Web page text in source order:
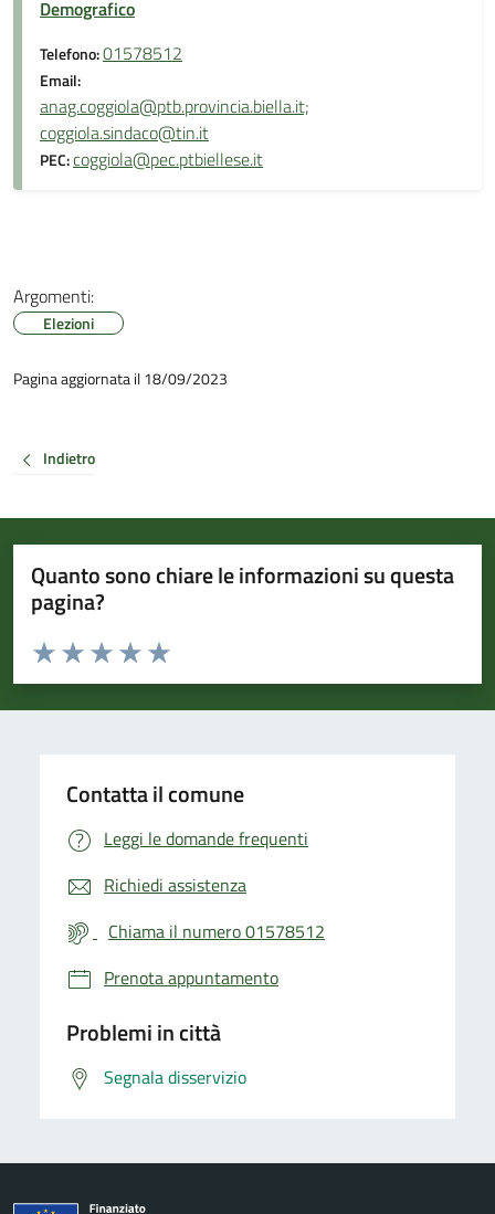
Demografico
Telefono:01578512
Email:
anag.coggiola@ptb.provincia.biella.it;
coggiola.sindaco@tin.it
PEC:coggiola@pec.ptbiellese.it
Argomenti:
Elezioni
Pagina aggiornata il 18/09/2023
Indietro
Quanto sono chiare le informazioni su questa
pagina?
Valuta da 1 a 5 stelle la pagina
Valuta 5 stelle su 5
Valuta 4 stelle su 5
Valuta 3 stelle su 5
Valuta 2 stelle su 5
Valuta 1 stelle su 5
Contatta il comune
Leggi le domande frequenti
Richiedi assistenza
Chiama il numero 01578512
Prenota appuntamento
Problemi in città
Segnala disservizio